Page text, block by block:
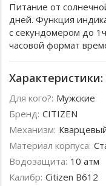
Питание от
дней. Функция
с секундомером до
часовой формат
Характеристики:
Для кого?: Мужские
Бренд: CITIZEN
Механизм:
Материал корпуса:
Водозащита: 10 атм
Калибр: Citizen B612